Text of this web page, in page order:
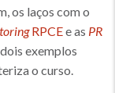
os laços com o
RPCEe as PR
exemplos
o curso.